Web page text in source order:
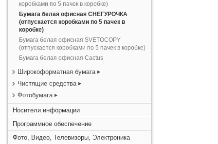
коробками по 5 пачек в коробке)
Бумага белая офисная СНЕГУРОЧКА
(отпускается коробками по 5 пачек в
коробке)
Бумага белая офисная SVETOCOPY
(отпускается коробками по 5 пачек в коробке)
Бумага белая офисная Cactus
Широкоформатная бумага
Чистящие средства
Фотобумага
Носители информации
Программное обеспечение
Фото, Видео, Телевизоры, Электроника